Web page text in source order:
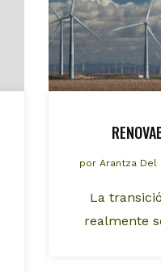
por Arantza Del
La
realmente